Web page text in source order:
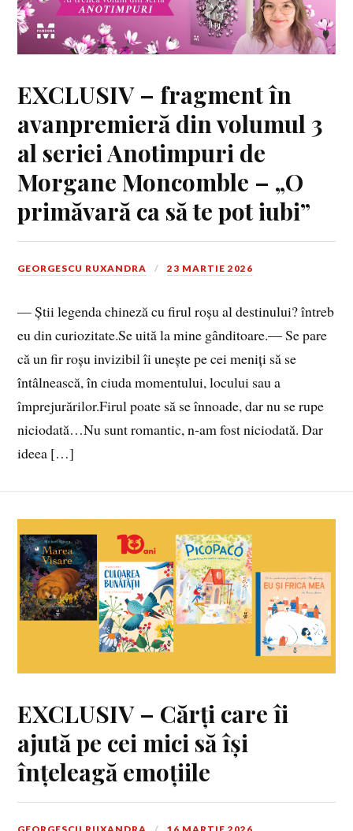
EXCLUSIV – fragment în
avanpremieră din volumul 3
al seriei Anotimpuri de
Morgane Moncomble – „O
primăvară ca să te pot iubi”
GEORGESCU RUXANDRA 23 MARTIE 2026
— Știi legenda chineză cu firul roșu al destinului? întreb
eu din curiozitate.Se uită la mine gânditoare.— Se pare
că un fir roșu invizibil îi unește pe cei meniți să se
întâlnească, în ciuda momentului, locului sau a
împrejurărilor.Firul poate să se înnoade, dar nu se rupe
niciodată…Nu sunt romantic, n‑am fost niciodată. Dar
ideea […]
EXCLUSIV – Cărți care îi
ajută pe cei mici să își
înțeleagă emoțiile